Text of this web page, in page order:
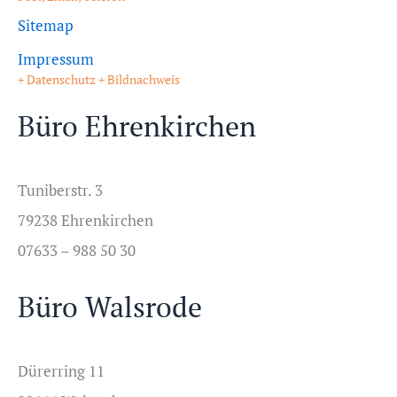
Sitemap
Impressum
+ Datenschutz + Bildnachweis
Büro Ehrenkirchen
Tuniberstr. 3
79238 Ehrenkirchen
07633 – 988 50 30
Büro Walsrode
Dürerring 11